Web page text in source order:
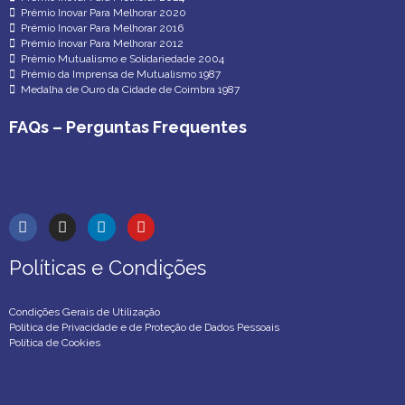
Prémio Inovar Para Melhorar 2020
Prémio Inovar Para Melhorar 2016
Prémio Inovar Para Melhorar 2012
Prémio Mutualismo e Solidariedade 2004
Prémio da Imprensa de Mutualismo 1987
Medalha de Ouro da Cidade de Coimbra 1987
FAQs – Perguntas Frequentes
Políticas e Condições
Políticas e Condições
Condições Gerais de Utilização
Política de Privacidade e de Proteção de Dados Pessoais
Política de Cookies